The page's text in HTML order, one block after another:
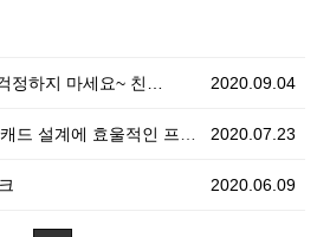
2020.09.04
정하지 마세요~ 친…
2020.07.23
설계에 효울적인 프로그램
2020.06.09